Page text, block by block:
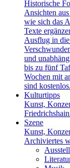
Historische
Ansichten
wie sich das
Texte
Ausflug in
und
bis zu fünf
Wochen mit
sind kostenlos.
Kulturtipps
Kunst,
Szene
Kunst,
Archiviertes